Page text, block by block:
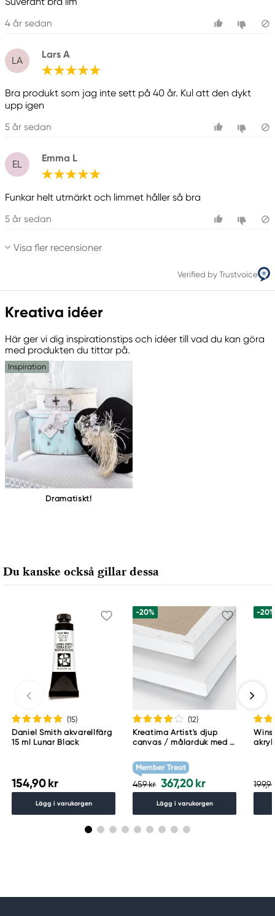
4 år sedan
LA
Lars A
Bra produkt som jag inte sett på 40 år. Kul att den dykt
upp igen
5 år sedan
EL
Emma L
Funkar helt utmärkt och limmet håller så bra
5 år sedan
Visa fler recensioner
Verified by Trustvoice
Kreativa idéer
Här ger vi dig inspirationstips och idéer till vad du kan göra
med produkten du tittar på.
Inspiration
Dramatiskt!
Du kanske också gillar dessa
(15)
Daniel Smith akvarellfärg
15 ml Lunar Black
154,90 kr
Lägg i varukorgen
-20%
(12)
Kreatima Artist's djup
canvas / målarduk med 4
g/m²
Member Treat
459 kr 367,20 kr
Lägg i varukorgen
-